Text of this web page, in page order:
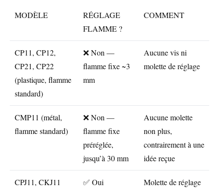
MODÈLE
RÉGLAGE
FLAMME ?
COMMENT
CP11, CP12,
CP21, CP22
(plastique, flamme
standard)
❌ Non —
flamme fixe ~3
mm
Aucune vis ni
molette de réglage
CMP11 (métal,
flamme standard)
❌ Non —
flamme fixe
préréglée,
jusqu’à 30 mm
Aucune molette
non plus,
contrairement à une
idée reçue
CPJ11, CKJ11
✅ Oui
Molette de réglage